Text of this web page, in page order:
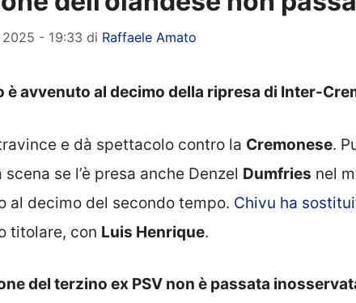
- 19:33 di Raffaele Amato
è avvenuto al decimo della ripresa di Inter-
e dà spettacolo contro la Cremonese.
scena se l’è presa anche Denzel Dumfries nel
al decimo del secondo tempo. Chivu ha
titolare, con Luis Henrique.
del terzino ex PSV non è passata